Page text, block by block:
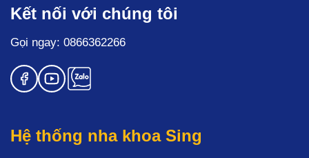
Kết nối với chúng tôi
Gọi ngay: 0866362266
Hệ thống nha khoa Sing